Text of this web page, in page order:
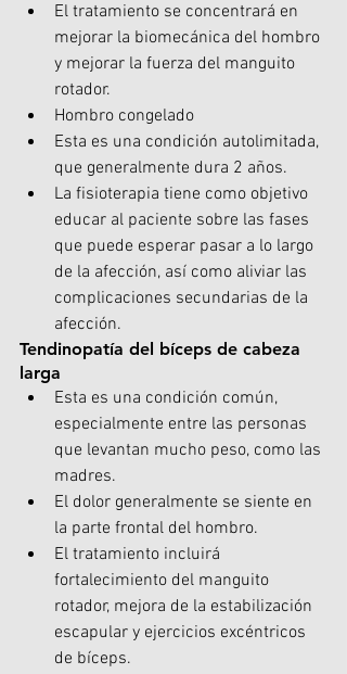
El tratamiento se concentrará en
mejorar la biomecánica del hombro
y mejorar la fuerza del manguito
rotador.
Hombro congelado
Esta es una condición autolimitada,
que generalmente dura 2 años.
La fisioterapia tiene como objetivo
educar al paciente sobre las fases
que puede esperar pasar a lo largo
de la afección, así como aliviar las
complicaciones secundarias de la
afección.
Tendinopatía del bíceps de cabeza
larga
Esta es una condición común,
especialmente entre las personas
que levantan mucho peso, como las
madres.
El dolor generalmente se siente en
la parte frontal del hombro.
El tratamiento incluirá
fortalecimiento del manguito
rotador, mejora de la estabilización
escapular y ejercicios excéntricos
de bíceps.